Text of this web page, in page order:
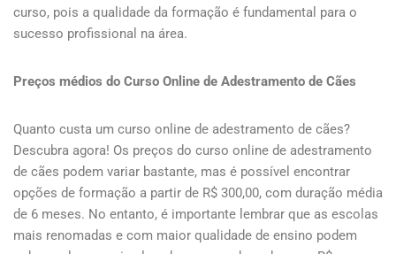
curso, pois a qualidade da formação é fundamental para o
sucesso profissional na área.
Preços médios do Curso Online de Adestramento de Cães
Quanto custa um curso online de adestramento de cães?
Descubra agora! Os preços do curso online de adestramento
de cães podem variar bastante, mas é possível encontrar
opções de formação a partir de R$ 300,00, com duração média
de 6 meses. No entanto, é importante lembrar que as escolas
mais renomadas e com maior qualidade de ensino podem